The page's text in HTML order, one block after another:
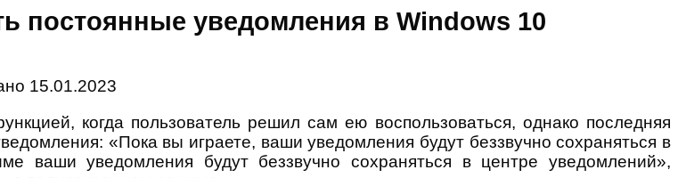
постоянные уведомления в Windows 10
15.01.2023
когда пользователь решил сам ею воспользоваться, однако последняя
«Пока вы играете, ваши уведомления будут беззвучно сохраняться в
ваши уведомления будут беззвучно сохраняться в центре уведомлений»,